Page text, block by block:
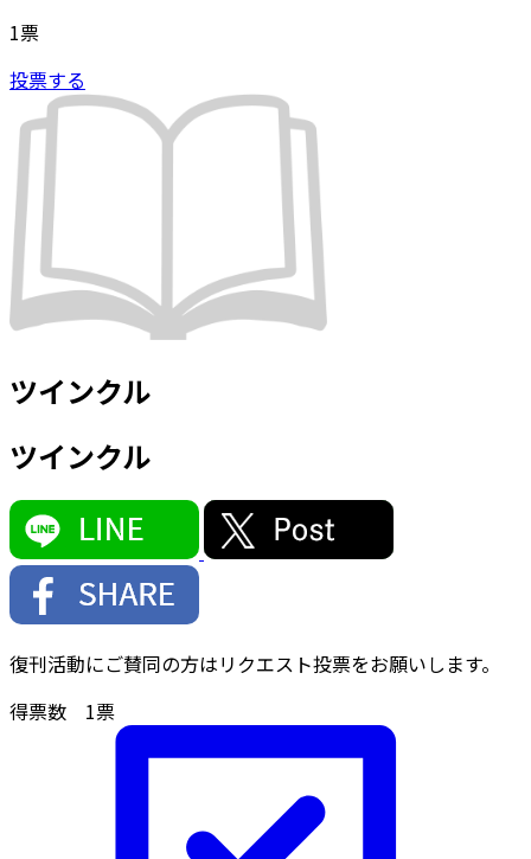
1票
投票する
ツインクル
ツインクル
復刊活動にご賛同の方はリクエスト投票をお願いします。
得票数 1票